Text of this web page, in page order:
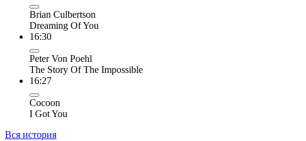
Brian Culbertson
Dreaming Of You
16:30
Peter Von Poehl
The Story Of The Impossible
16:27
Cocoon
I Got You
Вся история